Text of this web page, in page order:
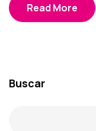
Read More
Buscar